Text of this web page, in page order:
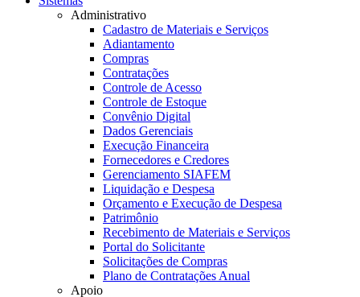
Administrativo
Cadastro de Materiais e Serviços
Adiantamento
Compras
Contratações
Controle de Acesso
Controle de Estoque
Convênio Digital
Dados Gerenciais
Execução Financeira
Fornecedores e Credores
Gerenciamento SIAFEM
Liquidação e Despesa
Orçamento e Execução de Despesa
Patrimônio
Recebimento de Materiais e Serviços
Portal do Solicitante
Solicitações de Compras
Plano de Contratações Anual
Apoio